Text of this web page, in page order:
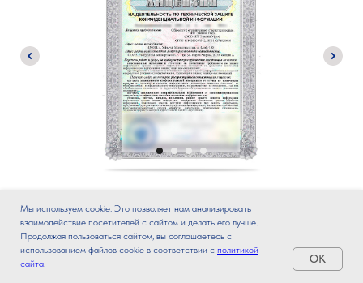
Являемся дистрибьюторами и
Мы используем cookie. Это позволяет нам анализировать
взаимодействие посетителей с сайтом и делать его лучше.
Продолжая пользоваться сайтом, вы соглашаетесь с
использованием файлов cookie в соответствии с политикой
сайта. OK